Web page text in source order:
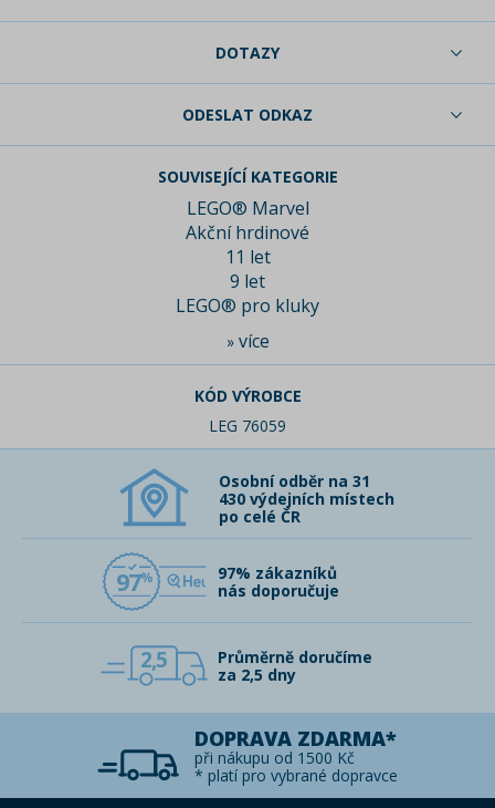
DOTAZY
ODESLAT ODKAZ
SOUVISEJÍCÍ KATEGORIE
LEGO® Marvel
Akční hrdinové
11 let
9 let
LEGO® pro kluky
» více
KÓD VÝROBCE
LEG 76059
Osobní odběr na 31
430 výdejních místech
po celé ČR
97
97% zákazníků
nás doporučuje
2,5
Průměrně doručíme
za 2,5 dny
DOPRAVA ZDARMA*
při nákupu od 1500 Kč
* platí pro vybrané dopravce